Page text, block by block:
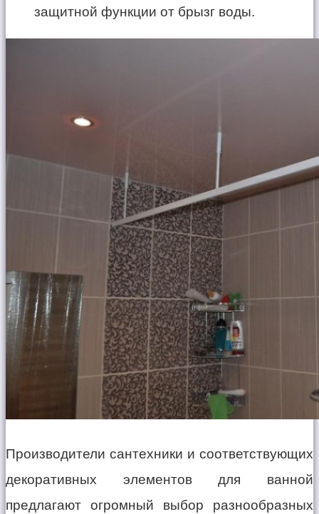
защитной функции от брызг воды.
Производители сантехники и соответствующих
декоративных элементов для ванной
предлагают огромный выбор разнообразных